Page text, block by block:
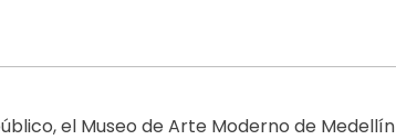
el Museo de Arte Moderno de Medellín